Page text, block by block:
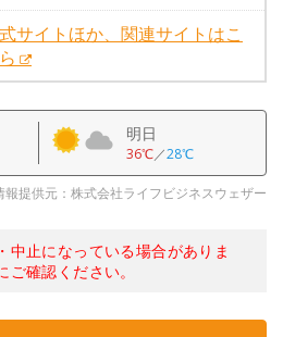
サイトほか、関連サイトはこ
明日
36℃／28℃
報提供元：株式会社ライフビジネスウェザー
止になっている場合がありま
確認ください。